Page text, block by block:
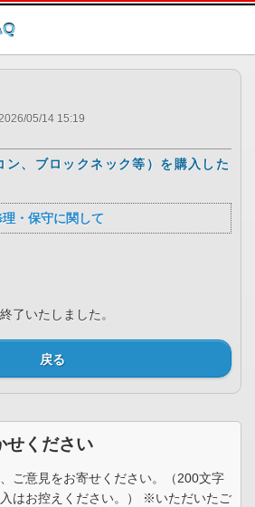
このページの本文へ
05/14 15:19
ン、ブロックネック等）を購入した
理・保守に関して
了いたしました。
戻る
せください
ご意見をお寄せください。（200文字
はお控えください。） ※いただいたご